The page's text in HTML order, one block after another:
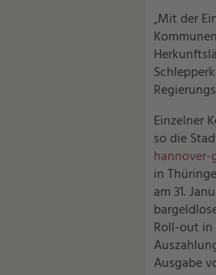
„Mit der
Einzelner
so die
in
am 31.
Roll-out in
Ausgabe